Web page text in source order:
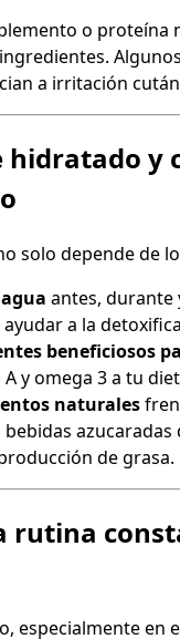
o proteína
a irritación
y
solo depende de
antes, durante
a la
beneficiosos
y omega 3 a tu
naturales
de grasa.
rutina
especialmente en